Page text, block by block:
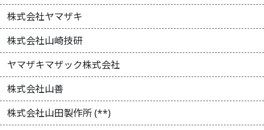
株式会社ヤマザキ
株式会社山崎技研
ヤマザキマザック株式会社
株式会社山善
株式会社山田製作所 (**)